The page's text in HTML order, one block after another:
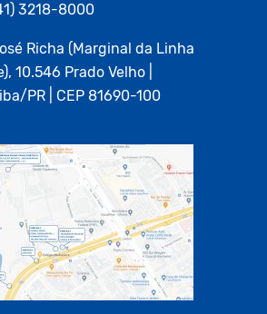
3218-8000
Richa (Marginal da Linha
10.546 Prado Velho |
PR | CEP 81690-100